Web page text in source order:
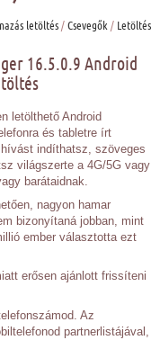
letöltés/Csevegők / Letöltés
16.5.0.9 Android
letölthető Android
és tabletre írt
indíthatsz, szöveges
világszerte a 4G/5G vagy
barátaidnak.
nagyon hamar
bizonyítaná jobban, mint
ember választotta ezt
erősen ajánlott frissíteni
Az
partnerlistájával,